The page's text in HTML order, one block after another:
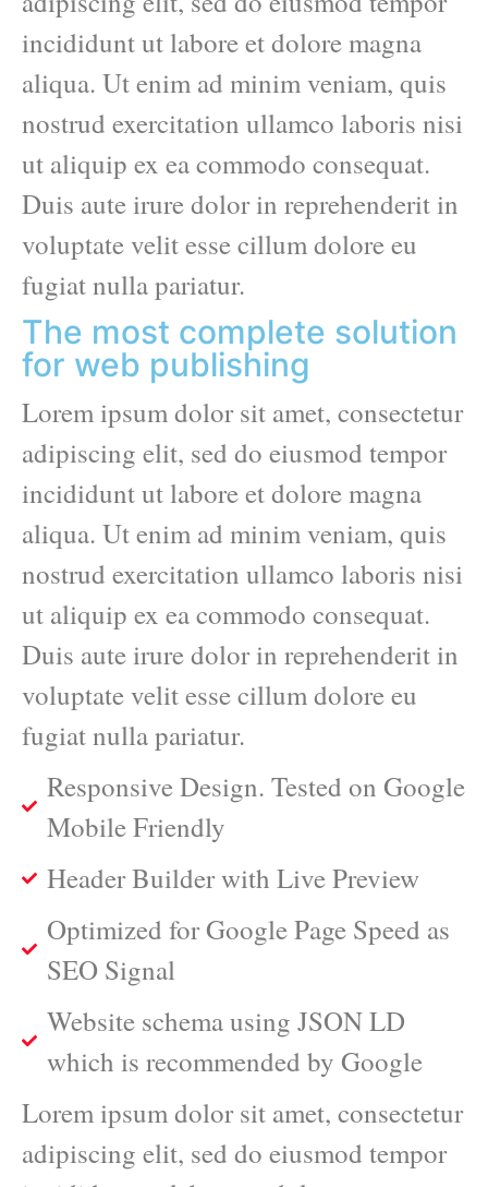
incididunt ut labore et dolore magna
aliqua. Ut enim ad minim veniam, quis
nostrud exercitation ullamco laboris nisi
ut aliquip ex ea commodo consequat.
Duis aute irure dolor in reprehenderit in
voluptate velit esse cillum dolore eu
fugiat nulla pariatur.
The most complete solution
for web publishing
Lorem ipsum dolor sit amet, consectetur
adipiscing elit, sed do eiusmod tempor
incididunt ut labore et dolore magna
aliqua. Ut enim ad minim veniam, quis
nostrud exercitation ullamco laboris nisi
ut aliquip ex ea commodo consequat.
Duis aute irure dolor in reprehenderit in
voluptate velit esse cillum dolore eu
fugiat nulla pariatur.
Responsive Design. Tested on Google
Mobile Friendly
Header Builder with Live Preview
Optimized for Google Page Speed as
SEO Signal
Website schema using JSON LD
which is recommended by Google
Lorem ipsum dolor sit amet, consectetur
adipiscing elit, sed do eiusmod tempor